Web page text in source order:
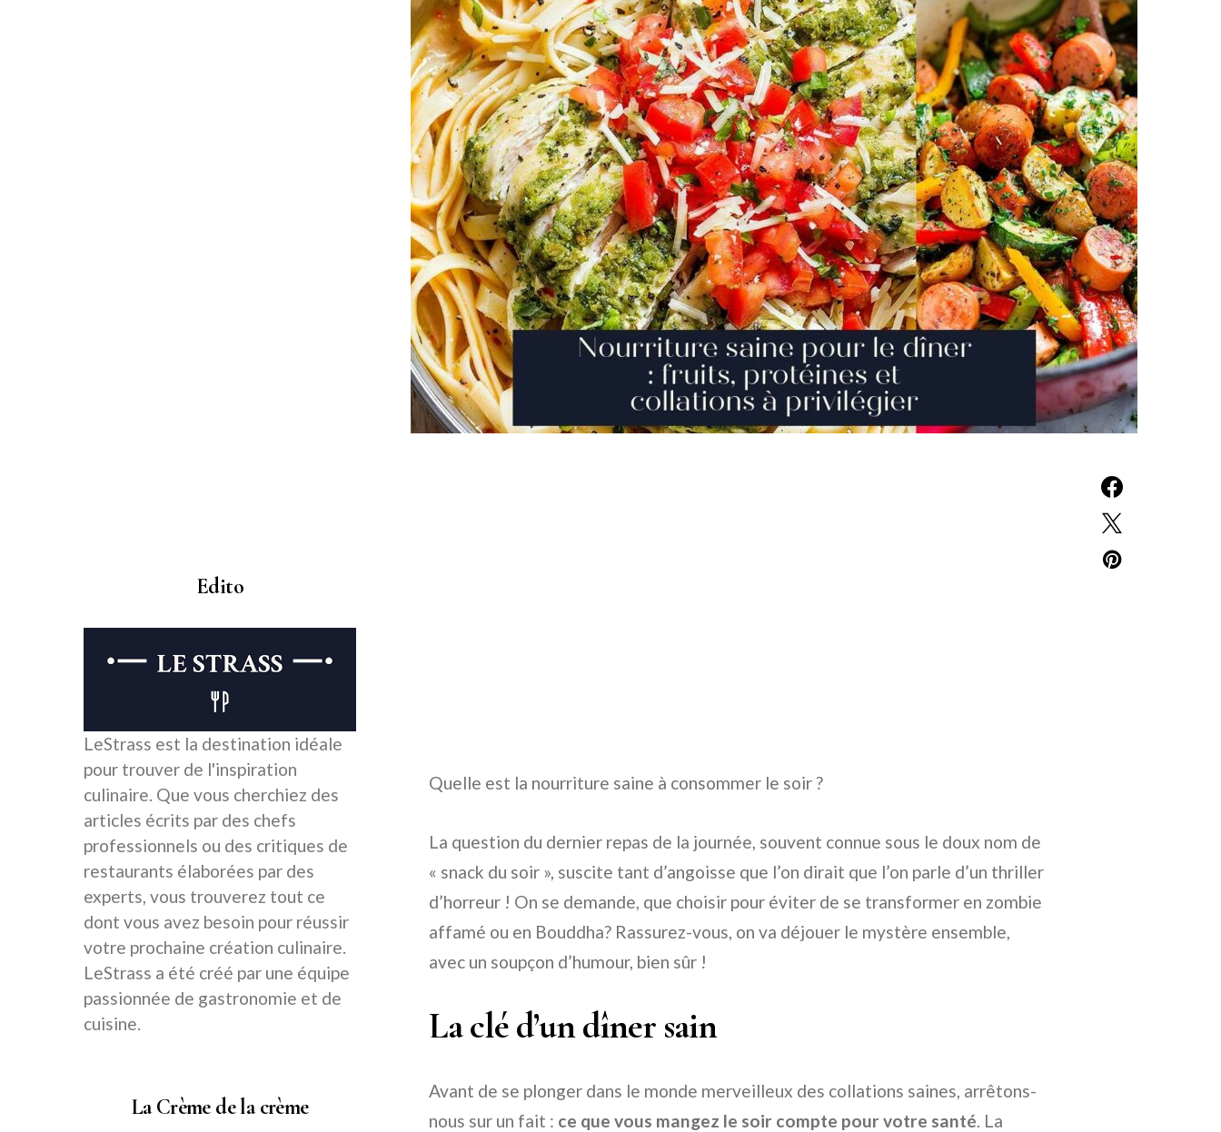
Quelle est la nourriture saine à consommer le soir ?
La question du dernier repas de la journée, souvent connue sous le doux nom de
« snack du soir », suscite tant d’angoisse que l’on dirait que l’on parle d’un thriller
d’horreur ! On se demande, que choisir pour éviter de se transformer en zombie
affamé ou en Bouddha? Rassurez-vous, on va déjouer le mystère ensemble,
avec un soupçon d’humour, bien sûr !
La clé d’un dîner sain
Avant de se plonger dans le monde merveilleux des collations saines, arrêtons-
nous sur un fait : ce que vous mangez le soir compte pour votre santé. La
Edito
LeStrass est la destination idéale
pour trouver de l'inspiration
culinaire. Que vous cherchiez des
articles écrits par des chefs
professionnels ou des critiques de
restaurants élaborées par des
experts, vous trouverez tout ce
dont vous avez besoin pour réussir
votre prochaine création culinaire.
LeStrass a été créé par une équipe
passionnée de gastronomie et de
cuisine.
La Crème de la crème